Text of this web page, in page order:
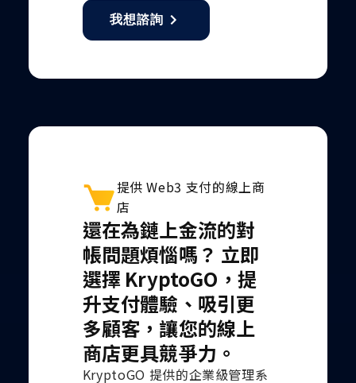
我想諮詢
提供 Web3 支付的線上商
店
還在為鏈上金流的對
帳問題煩惱嗎？ 立即
選擇 KryptoGO，提
升支付體驗、吸引更
多顧客，讓您的線上
商店更具競爭力。
KryptoGO 提供的企業級管理系